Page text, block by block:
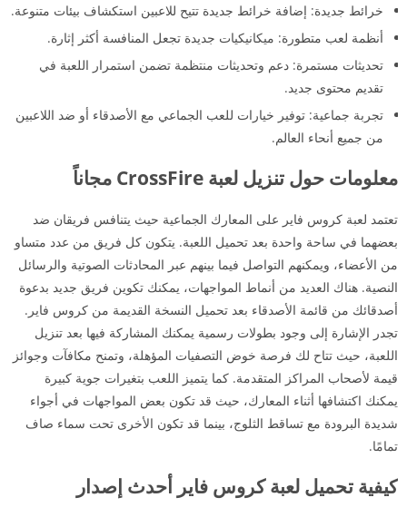
خرائط جديدة: إضافة خرائط جديدة تتيح للاعبين استكشاف بيئات متنوعة.
أنظمة لعب متطورة: ميكانيكيات جديدة تجعل المنافسة أكثر إثارة.
تحديثات مستمرة: دعم وتحديثات منتظمة تضمن استمرار اللعبة في
تقديم محتوى جديد.
تجربة جماعية: توفير خيارات للعب الجماعي مع الأصدقاء أو ضد اللاعبين
من جميع أنحاء العالم.
معلومات حول تنزيل لعبة CrossFire مجاناً
تعتمد لعبة كروس فاير على المعارك الجماعية حيث يتنافس فريقان ضد
بعضهما في ساحة واحدة بعد تحميل اللعبة. يتكون كل فريق من عدد متساو
من الأعضاء، ويمكنهم التواصل فيما بينهم عبر المحادثات الصوتية والرسائل
النصية. هناك العديد من أنماط المواجهات، يمكنك تكوين فريق جديد بدعوة
أصدقائك من قائمة الأصدقاء بعد تحميل النسخة القديمة من كروس فاير.
تجدر الإشارة إلى وجود بطولات رسمية يمكنك المشاركة فيها بعد تنزيل
اللعبة، حيث تتاح لك فرصة خوض التصفيات المؤهلة، وتمنح مكافآت وجوائز
قيمة لأصحاب المراكز المتقدمة. كما يتميز اللعب بتغيرات جوية كبيرة
يمكنك اكتشافها أثناء المعارك، حيث قد تكون بعض المواجهات في أجواء
شديدة البرودة مع تساقط الثلوج، بينما قد تكون الأخرى تحت سماء صاف
تمامًا.
كيفية تحميل لعبة كروس فاير أحدث إصدار